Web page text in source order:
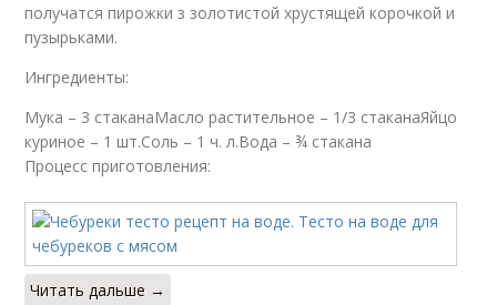
получатся пирожки з золотистой хрустящей корочкой и
пузырьками.
Ингредиенты:
Мука – 3 стаканаМасло растительное – 1/3 стаканаЯйцо
куриное – 1 шт.Соль – 1 ч. л.Вода – ¾ стакана
Процесс приготовления:
Читать дальше →